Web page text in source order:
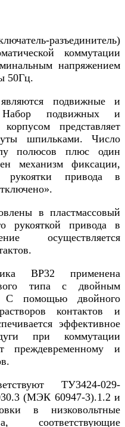
разъединитель)
коммутации
напряжением
50Гц.
подвижные и
Набор подвижных и
представляет
шпильками. Число
полюсов плюс один
механизм фиксации,
привода в
в пластмассовый
рукояткой привода в
осуществляется
ВР32 применена
типа с двойным
С помощью двойного
контактов и
эффективное
при коммутации
преждевременному и
ТУ3424-029-
(МЭК 60947-3).1.2 и
в низковольтные
соответствующие